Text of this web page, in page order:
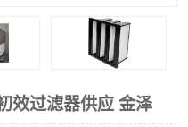
效过滤器供应 金泽